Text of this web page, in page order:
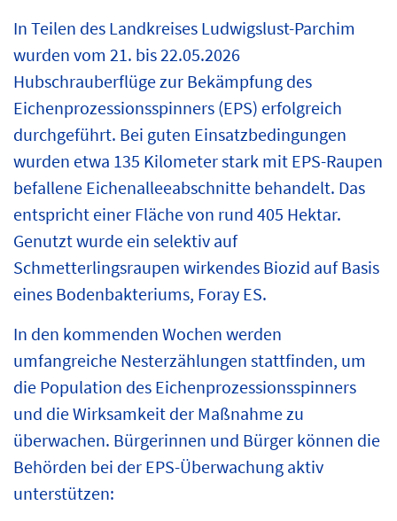
In Teilen des Landkreises Ludwigslust-Parchim
wurden vom 21. bis 22.05.2026
Hubschrauberflüge zur Bekämpfung des
Eichenprozessionsspinners (EPS) erfolgreich
durchgeführt. Bei guten Einsatzbedingungen
wurden etwa 135 Kilometer stark mit EPS-Raupen
befallene Eichenalleeabschnitte behandelt. Das
entspricht einer Fläche von rund 405 Hektar.
Genutzt wurde ein selektiv auf
Schmetterlingsraupen wirkendes Biozid auf Basis
eines Bodenbakteriums, Foray ES.
In den kommenden Wochen werden
umfangreiche Nesterzählungen stattfinden, um
die Population des Eichenprozessionsspinners
und die Wirksamkeit der Maßnahme zu
überwachen. Bürgerinnen und Bürger können die
Behörden bei der EPS-Überwachung aktiv
unterstützen: